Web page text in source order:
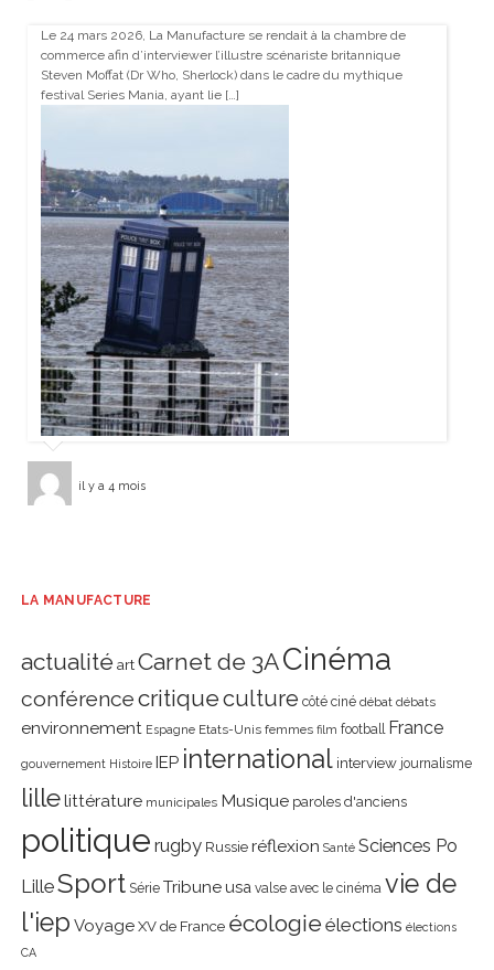
Le 24 mars 2026, La Manufacture se rendait à la chambre de
commerce afin d’interviewer l’illustre scénariste britannique
Steven Moffat (Dr Who, Sherlock) dans le cadre du mythique
festival Series Mania, ayant lie […]
il y a 4 mois
LA MANUFACTURE
actualité art Carnet de 3ACinéma
conférencecritiqueculture côté ciné débat débats
environnement Espagne Etats-Unis femmes film football France
gouvernement Histoire IEP international interview journalisme
lillelittérature municipales Musique paroles d'anciens
politique rugby Russie réflexion Santé Sciences Po
LilleSport Série Tribune usa valse avec le cinéma vie de
l'iep Voyage XV de France écologie élections élections
CA